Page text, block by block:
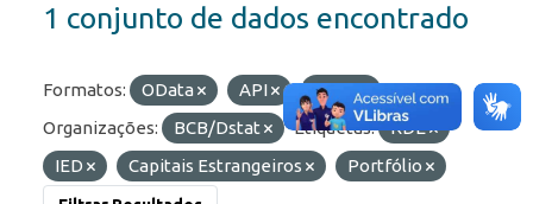
1 conjunto de dados encontrado
Formatos: OData API
JSON
Organizações:
BCB/Dstat Etiquetas:
RDE
IED
Capitais Estrangeiros Portfólio